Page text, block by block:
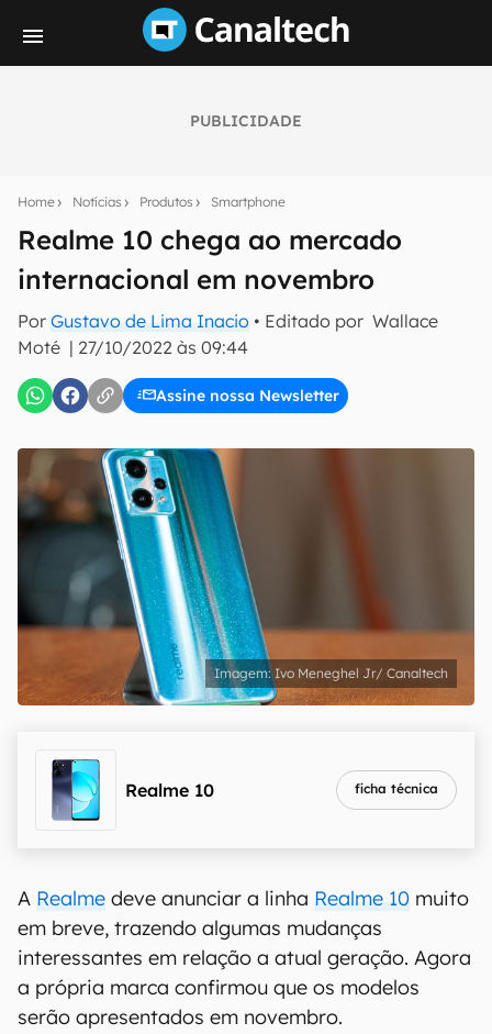
PUBLICIDADE
Home Notícias Produtos Smartphone
Realme 10 chega ao mercado
internacional em novembro
Por Gustavo de Lima Inacio • Editado por Wallace
Moté | 27/10/2022 às 09:44
Assine nossa Newsletter
notícias e reviews sobre tecnologia em primeira
mão.
E-mail
Uso e Política de Privacidade do Canaltech.
Ivo Meneghel Jr/ Canaltech
Realme 10 ficha técnica
A Realme deve anunciar a linha Realme 10 muito
em breve, trazendo algumas mudanças
interessantes em relação a atual geração. Agora
a própria marca confirmou que os modelos
serão apresentados em novembro.